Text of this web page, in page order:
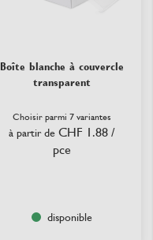
Boîte blanche à couvercle
transparent
Choisir parmi 7 variantes
à partir de CHF 1.88 /
pce
disponible